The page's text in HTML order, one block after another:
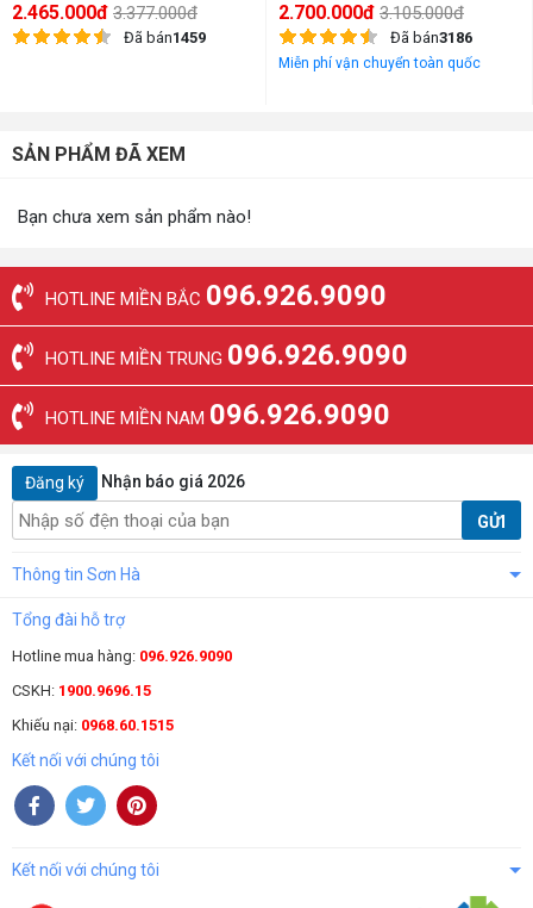
2.465.000đ 3.377.000đ
Đã bán1459
2.700.000đ 3.105.000đ
Đã bán3186
Miễn phí vận chuyển toàn quốc
SẢN PHẨM ĐÃ XEM
Bạn chưa xem sản phẩm nào!
HOTLINE MIỀN BẮC 096.926.9090
HOTLINE MIỀN TRUNG 096.926.9090
HOTLINE MIỀN NAM 096.926.9090
Đăng ký Nhận báo giá 2026
GỬI
Thông tin Sơn Hà
Tổng đài hỗ trợ
Hotline mua hàng: 096.926.9090
CSKH: 1900.9696.15
Khiếu nại: 0968.60.1515
Kết nối với chúng tôi
Kết nối với chúng tôi